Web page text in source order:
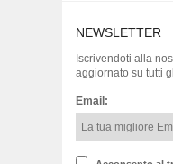
NEWSLETTER
Iscrivendoti alla
aggiornato su tutti
Email: